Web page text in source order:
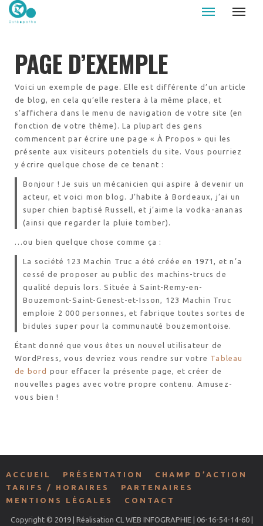
PAGE D’EXEMPLE
Voici un exemple de page. Elle est différente d’un article
de blog, en cela qu’elle restera à la même place, et
s’affichera dans le menu de navigation de votre site (en
fonction de votre thème). La plupart des gens
commencent par écrire une page « À Propos » qui les
présente aux visiteurs potentiels du site. Vous pourriez
y écrire quelque chose de ce tenant :
Bonjour ! Je suis un mécanicien qui aspire à devenir un
acteur, et voici mon blog. J’habite à Bordeaux, j’ai un
super chien baptisé Russell, et j’aime la vodka-ananas
(ainsi que regarder la pluie tomber).
…ou bien quelque chose comme ça :
La société 123 Machin Truc a été créée en 1971, et n’a
cessé de proposer au public des machins-trucs de
qualité depuis lors. Située à Saint-Remy-en-
Bouzemont-Saint-Genest-et-Isson, 123 Machin Truc
emploie 2 000 personnes, et fabrique toutes sortes de
bidules super pour la communauté bouzemontoise.
Étant donné que vous êtes un nouvel utilisateur de
WordPress, vous devriez vous rendre sur votre Tableau
de bord pour effacer la présente page, et créer de
nouvelles pages avec votre propre contenu. Amusez-
vous bien !
ACCUEIL PRÉSENTATION
CHAMP D’ACTION
TARIFS / HORAIRES
PARTENAIRES
MENTIONS LÉGALES
CONTACT
Copyright © 2019 | Réalisation CL WEB INFOGRAPHIE | 06-16-54-14-60 |